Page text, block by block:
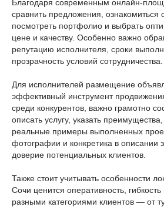
Благодаря современным онлайн-
сравнить предложения, ознакомиться
посмотреть портфолио и выбрать
цене и качеству. Особенно важно
репутацию исполнителя, сроки
прозрачность условий сотрудничества.
Для исполнителей размещение
эффективный инструмент
среди конкурентов, важно грамотно
описать услугу, указать
реальные примеры выполненных
фотографии и конкретика в описании
доверие потенциальных клиентов.
Также стоит учитывать особенности
Сочи ценится оперативность,
разными категориями клиентов — от